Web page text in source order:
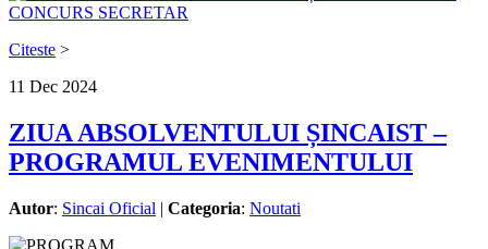
Citeste >
11 Dec 2024
ZIUA ABSOLVENTULUI ȘINCAIST –
PROGRAMUL EVENIMENTULUI
Autor: Sincai Oficial | Categoria: Noutati